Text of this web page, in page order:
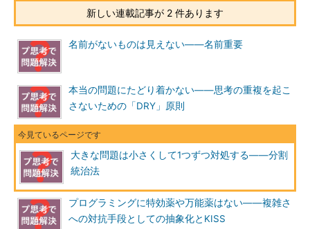
新しい連載記事が 2 件あります
名前がないものは見えない――名前重要
本当の問題にたどり着かない――思考の重複を起こ
さないための「DRY」原則
大きな問題は小さくして1つずつ対処する――分割
統治法
プログラミングに特効薬や万能薬はない――複雑さ
への対抗手段としての抽象化とKISS